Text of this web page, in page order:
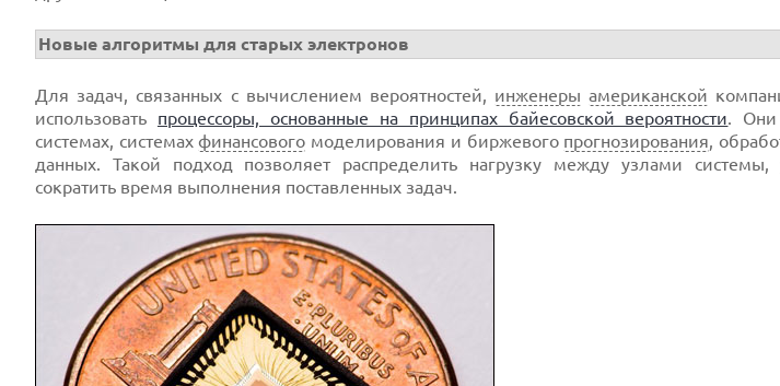
Новые алгоритмы для старых электронов
Для задач, связанных с вычислением вероятностей, инженеры американской
использовать процессоры, основанные на принципах байесовской вероятности. Они
системах, системахфинансового моделирования и биржевого прогнозирования,
данных. Такой подход позволяет распределить нагрузку между узлами системы,
сократить время выполнения поставленных задач.